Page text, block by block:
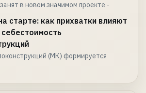
в новом значимом проекте -
старте: как прихватки влияют
(МК) формируется